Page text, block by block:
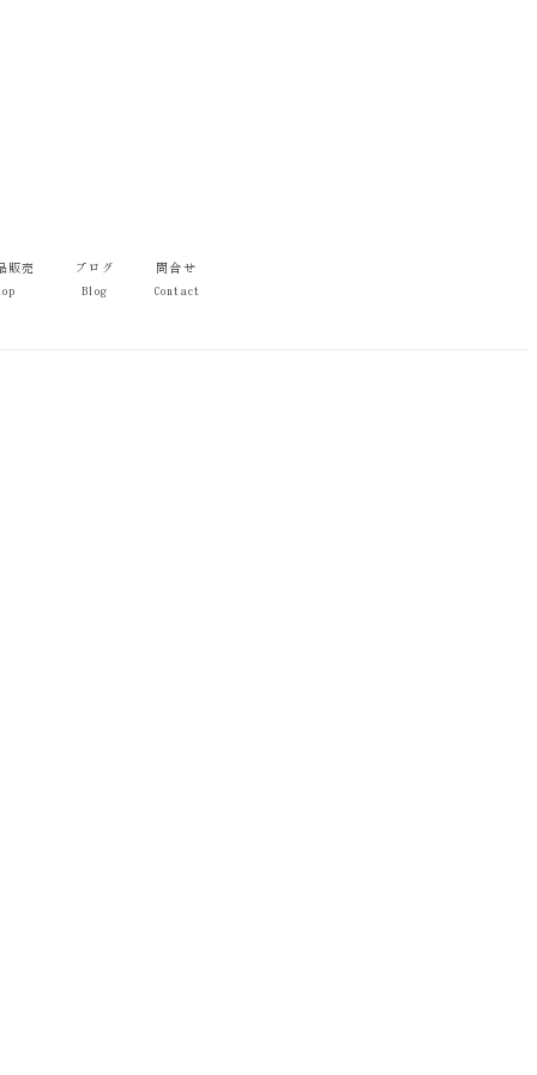
販売
ブログ
Blog
問合せ
Contact